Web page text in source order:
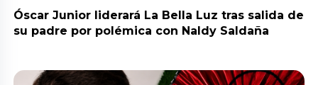
Óscar Junior liderará La Bella Luz tras salida de
su padre por polémica con Naldy Saldaña